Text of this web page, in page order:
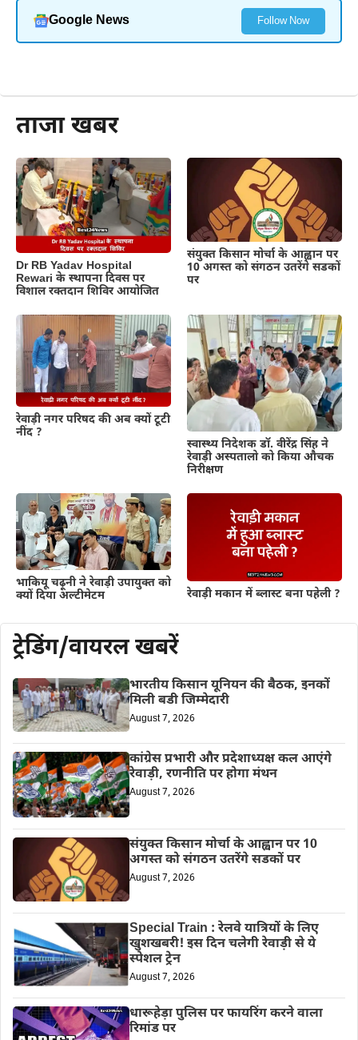
Google News Follow Now
ताजा खबर
Dr RB Yadav Hospital
Rewari के स्थापना दिवस पर
विशाल रक्तदान शिविर आयोजित
संयुक्त किसान मोर्चा के आह्वान पर
10 अगस्त को संगठन उतरेंगे सडकों
पर
रेवाड़ी नगर परिषद की अब क्यों टूटी
नींद ?
स्वास्थ्य निदेशक डॉ. वीरेंद्र सिंह ने
रेवाड़ी अस्पतालो को किया औचक
निरीक्षण
भाकियू चढ़ूनी ने रेवाड़ी उपायुक्त को
क्यों दिया अल्टीमेटम
रेवाड़ी मकान में ब्लास्ट बना पहेली ?
ट्रेडिंग/वायरल खबरें
भारतीय किसान यूनियन की बैठक, इनकों
मिली बडी जिम्मेदारी
August 7, 2026
कांग्रेस प्रभारी और प्रदेशाध्यक्ष कल आएंगे
रेवाड़ी, रणनीति पर होगा मंथन
August 7, 2026
संयुक्त किसान मोर्चा के आह्वान पर 10
अगस्त को संगठन उतरेंगे सडकों पर
August 7, 2026
Special Train : रेलवे यात्रियों के लिए
खुशखबरी! इस दिन चलेगी रेवाड़ी से ये
स्पेशल ट्रेन
August 7, 2026
धारूहेड़ा पुलिस पर फायरिंग करने वाला
रिमांड पर